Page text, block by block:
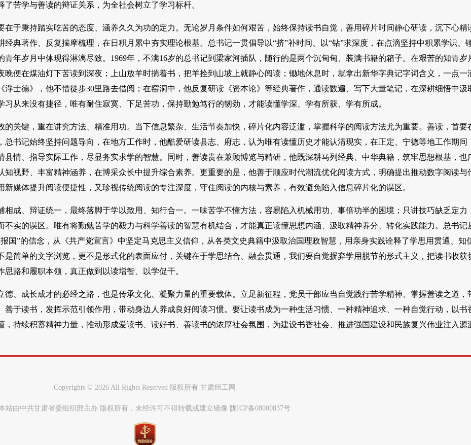
了苦学与善读的辩证关系，为全社会树立了学习标杆。
在于秉持踏实吃苦的态度、涵养久久为功的定力。无论岁月条件如何艰苦，始终保持读书自觉，善用碎片时间静心研读，沉下心精
经典著作、反复揣摩梳理，在日积月累中夯实理论根基。总书记一贯倡导以“挤”补时间、以“钻”求深度，在点滴坚持中积累学识、
青年岁月中体现得淋漓尽致。1969年，不满16岁的总书记到梁家河插队，随行的是两个沉甸甸、装满书籍的箱子。在艰苦的知青岁
晚便在煤油灯下苦读到深夜；上山放羊时揣着书，把羊拴到山坡上就静心阅读；锄地休息时，就拿出新华字典记字词含义，一点一
浮士德》，他不惜徒步30里路去借阅；在窑洞中，他反复研读《资本论》等经典著作，通读数遍、写下大量笔记，在深耕细悟中汲
习从来没有捷径，唯有耐住寂寞、下足苦功，保持勤勉笃行的韧劲，才能读懂学深、学有所获、学有所成。
的关键，重在讲究方法、精准用功。当下信息繁杂、生活节奏加快，碎片化内容泛滥，掌握科学的阅读方法尤为重要。善读，首要
总书记始终坚持问题导向，在地方工作时，他酷爱研读县志、府志，认为唯有读懂历史才能认清现实，在正定、宁德等地工作期间
县情、指导实际工作，尽显务实求学的智慧。同时，善读贵在兼顾博览与精研，他既深耕马列经典、中华典籍，筑牢思想根基，也
知视野、丰富精神涵养，在博采众长中提升综合素养。更重要的是，他善于顺应时代潮流优化阅读方式，明确提出推动数字阅读与
新媒体提升阅读便捷性，又珍视传统阅读的专注深度，守住阅读的内核与素养，有效避免陷入信息碎片化的误区。
相成、辩证统一，最终落脚于学以致用、知行合一。一味苦学不懂方法，容易陷入机械用功、事倍功半的困境；只讲技巧缺乏定力
不实的误区。唯有将勤勉苦学的毅力与科学善读的智慧有机结合，才能真正读懂思想内涵、汲取精神养分、转化实践能力。总书记
国”的信念，从《共产党宣言》中坚定马克思主义信仰，从各类文史典籍中汲取治国理政智慧，用亲身实践诠释了学思用贯通、知
是简单的文字浏览，更不是形式化的表面应付，关键在于学思结合、融会贯通，我们要自觉摒弃学用脱节的形式主义，把读书收获
思路和履职本领，真正做到以读增智、以学促干。
德、成长成才的必经之路，也是传承文化、凝聚力量的重要载体。立足新征程，党员干部应当自觉践行苦学精神、掌握善读之道，
善于读书，发挥示范引领作用，带动身边人养成良好阅读习惯。要让读书成为一种生活习惯、一种精神追求、一种自觉行动，以书
，持续积蓄精神力量，推动形成爱读书、读好书、善读书的浓厚社会氛围，为建设书香社会、推进强国建设和民族复兴伟业注入源
Copyrights © 2026 All Rights Reserved 版权所有 甘肃组工网
站由中共甘肃省委组织部主办 版权所有，未经许可不得转载或建立镜像 陇ICP备08000837号